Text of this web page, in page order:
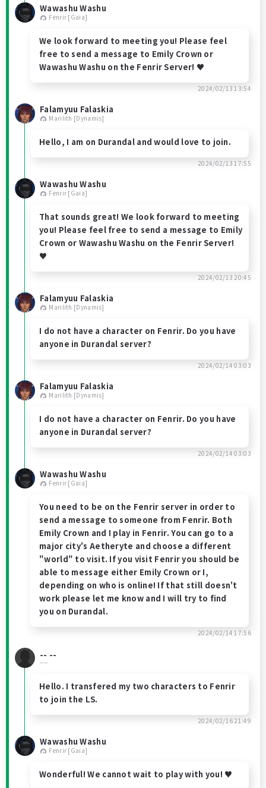
Wawashu Washu
Fenrir [Gaia]
We look forward to meeting you! Please feel
free to send a message to Emily Crown or
Wawashu Washu on the Fenrir Server! ♥
2024/02/13 13:54
Falamyuu Falaskia
Marilith [Dynamis]
Hello, I am on Durandal and would love to join.
2024/02/13 17:55
Wawashu Washu
Fenrir [Gaia]
That sounds great! We look forward to meeting
you! Please feel free to send a message to Emily
Crown or Wawashu Washu on the Fenrir Server!
♥
2024/02/13 20:45
Falamyuu Falaskia
Marilith [Dynamis]
I do not have a character on Fenrir. Do you have
anyone in Durandal server?
2024/02/14 03:03
Falamyuu Falaskia
Marilith [Dynamis]
I do not have a character on Fenrir. Do you have
anyone in Durandal server?
2024/02/14 03:03
Wawashu Washu
Fenrir [Gaia]
You need to be on the Fenrir server in order to
send a message to someone from Fenrir. Both
Emily Crown and I play in Fenrir. You can go to a
major city's Aetheryte and choose a different
"world" to visit. If you visit Fenrir you should be
able to message either Emily Crown or I,
depending on who is online! If that still doesn't
work please let me know and I will try to find
you on Durandal.
2024/02/14 17:56
-- --
----
Hello. I transfered my two characters to Fenrir
to join the LS.
2024/02/16 21:49
Wawashu Washu
Fenrir [Gaia]
Wonderful! We cannot wait to play with you! ♥